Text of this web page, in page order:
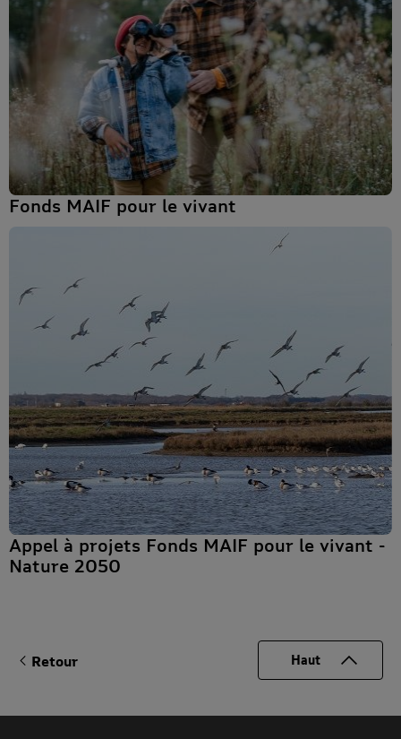
Fonds MAIF pour le vivant
Appel à projets Fonds MAIF pour le vivant -
Nature 2050
Retour Haut